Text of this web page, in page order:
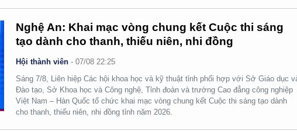
Nghệ An: Khai mạc vòng chung kết Cuộc thi sáng
tạo dành cho thanh, thiếu niên, nhi đồng
Hội thành viên -07/08 22:25
Sáng 7/8, Liên hiệp Các hội khoa học và kỹ thuật tỉnh phối hợp với Sở Giáo dục
Đào tạo, Sở Khoa học và Công nghệ, Tỉnh đoàn và trường Cao đẳng công nghiệp
Việt Nam – Hàn Quốc tổ chức khai mạc vòng chung kết Cuộc thi sáng tạo dành
cho thanh, thiếu niên, nhi đồng tỉnh năm 2026.